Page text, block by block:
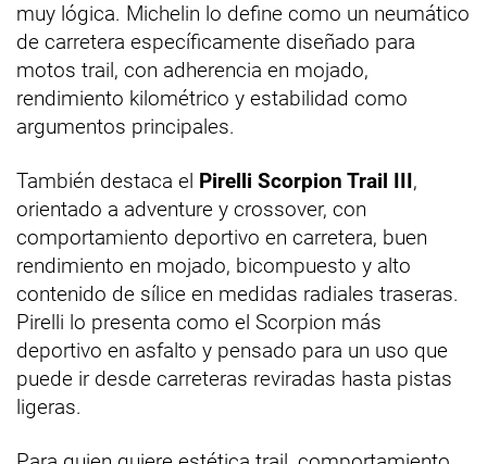
muy lógica. Michelin lo define como un neumático
de carretera específicamente diseñado para
motos trail, con adherencia en mojado,
rendimiento kilométrico y estabilidad como
argumentos principales.
También destaca el Pirelli Scorpion Trail III,
orientado a adventure y crossover, con
comportamiento deportivo en carretera, buen
rendimiento en mojado, bicompuesto y alto
contenido de sílice en medidas radiales traseras.
Pirelli lo presenta como el Scorpion más
deportivo en asfalto y pensado para un uso que
puede ir desde carreteras reviradas hasta pistas
ligeras.